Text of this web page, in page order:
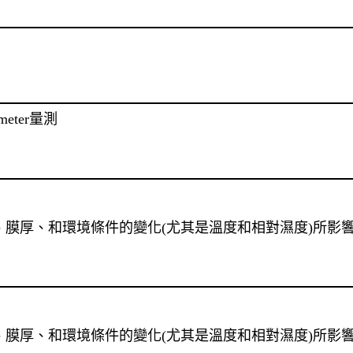
量測
厚、和環境條件的變化(尤其是溫度和相對濕度)所影
厚、和環境條件的變化(尤其是溫度和相對濕度)所影